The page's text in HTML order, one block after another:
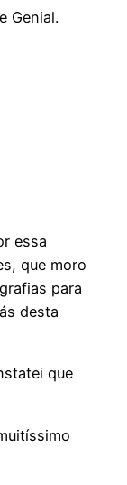
Genial.
essa
que moro
para
desta
que